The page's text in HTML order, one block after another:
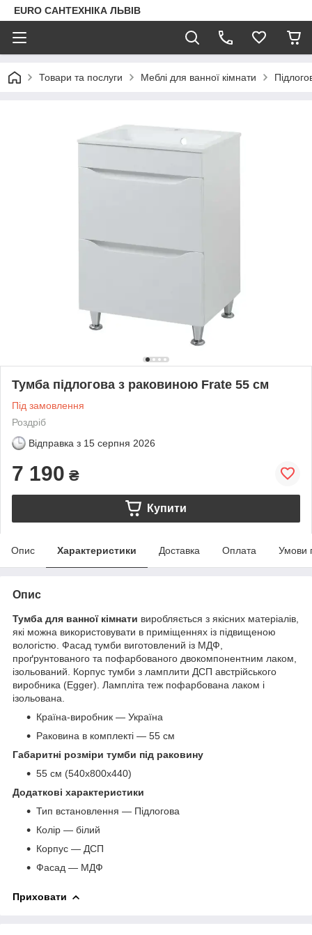
EURO САНТЕХНІКА ЛЬВІВ
Товари та послуги Меблі для ванної кімнати
Тумба підлогова з раковиною Frate 55 см
Під замовлення
Роздріб
Відправка з 15 серпня 2026
7 190 ₴
Купити
Опис Характеристики Доставка Оплата Умови
Опис
Тумба для ванної кімнати виробляється з якісних матеріалів,
які можна використовувати в приміщеннях із підвищеною
вологістю. Фасад тумби виготовлений із МДФ,
проґрунтованого та пофарбованого двокомпонентним лаком,
ізольований. Корпус тумби з ламплити ДСП австрійського
виробника (Egger). Лампліта теж пофарбована лаком і
ізольована.
Країна-виробник — Україна
Раковина в комплекті — 55 см
Габаритні розміри тумби під раковину
55 см (540х800х440)
Додаткові характеристики
Тип встановлення — Підлогова
Колір — білий
Корпус — ДСП
Фасад — МДФ
Приховати